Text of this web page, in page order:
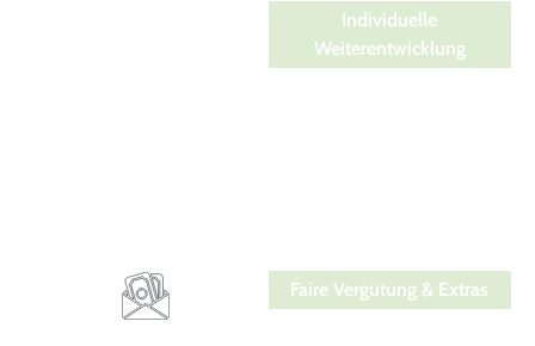
Individuelle
Weiterentwicklung
Faire Vergütung & Extras